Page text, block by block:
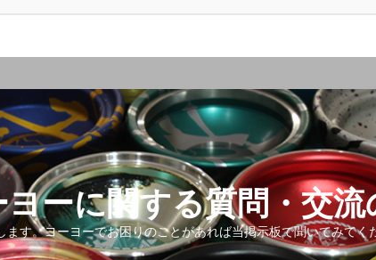
ーに関する質問・交流
す。ヨーヨーでお困りのことがあれば当掲示板で聞いてみてく